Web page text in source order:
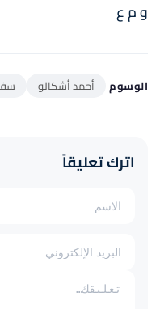
و م ع
الوسوم أحمد أشكالو
اترك تعليقاً